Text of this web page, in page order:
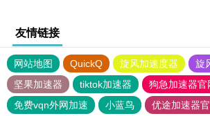
友情链接
网站地图 QuickQ 旋风加速度器 旋
坚果加速器
tiktok加速器
狗急加速器官
免费vqn外网加速
小蓝鸟 优途加速器